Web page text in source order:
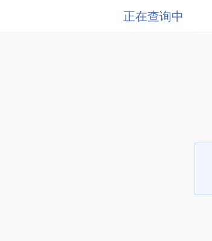
正在查询中